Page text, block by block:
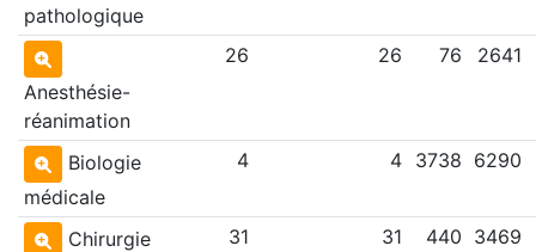
pathologique
Anesthésie-
réanimation
26 26 76 2641
Biologie
médicale
4 4 3738 6290
Chirurgie
31 31 440 3469